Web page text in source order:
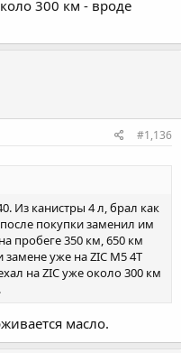
300 км - вроде
#1,136
Из канистры 4 л, брал как
покупки заменил им
пробеге 350 км, 650 км
уже на ZIC M5 4T
на ZIC уже около 300 км
масло.